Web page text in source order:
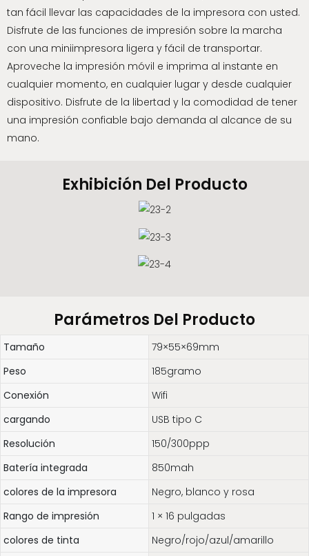
tan fácil llevar las capacidades de la impresora con usted.
Disfrute de las funciones de impresión sobre la marcha
con una miniimpresora ligera y fácil de transportar.
Aproveche la impresión móvil e imprima al instante en
cualquier momento, en cualquier lugar y desde cualquier
dispositivo. Disfrute de la libertad y la comodidad de tener
una impresión confiable bajo demanda al alcance de su
mano.
Exhibición Del Producto
Parámetros Del Producto
Tamaño
79×55×69mm
Peso
185gramo
Conexión
Wifi
cargando
USB tipo C
Resolución
150/300ppp
Batería integrada
850mah
colores de la impresora
Negro, blanco y rosa
Rango de impresión
1 × 16 pulgadas
colores de tinta
Negro/rojo/azul/amarillo